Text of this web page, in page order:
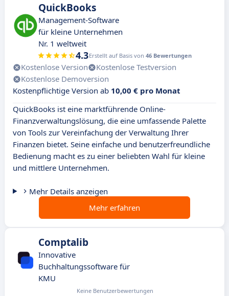
QuickBooks
Management-Software
für kleine Unternehmen
Nr. 1 weltweit
4.3Erstellt auf Basis von 46 Bewertungen
Kostenlose Version
Kostenlose Testversion
Kostenlose Demoversion
Kostenpflichtige Version ab 10,00 € pro Monat
QuickBooks ist eine marktführende Online-
Finanzverwaltungslösung, die eine umfassende Palette
von Tools zur Vereinfachung der Verwaltung Ihrer
Finanzen bietet. Seine einfache und benutzerfreundliche
Bedienung macht es zu einer beliebten Wahl für kleine
und mittlere Unternehmen.
Mehr Details anzeigen
Mehr erfahren
Comptalib
Innovative
Buchhaltungssoftware für
KMU
Keine Benutzerbewertungen